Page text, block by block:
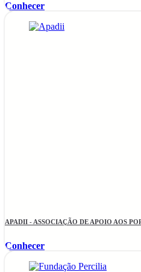
Conhecer
APADII - ASSOCIAÇÃO DE APOIO AOS
Conhecer